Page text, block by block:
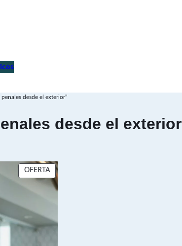
desde el exterior”
desde el exterior
OFERTAPRODUCTO
EN
OFERTA